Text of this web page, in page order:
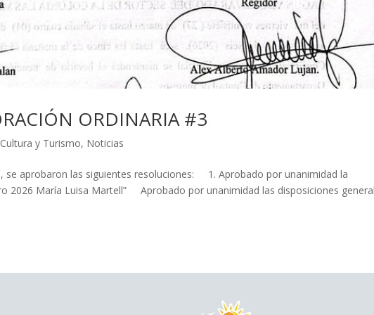
ORDINARIA #3
Cultura y Turismo, Noticias
se aprobaron las siguientes resoluciones: 1. Aprobado por unanimidad la
2026 María Luisa Martell” Aprobado por unanimidad las disposiciones